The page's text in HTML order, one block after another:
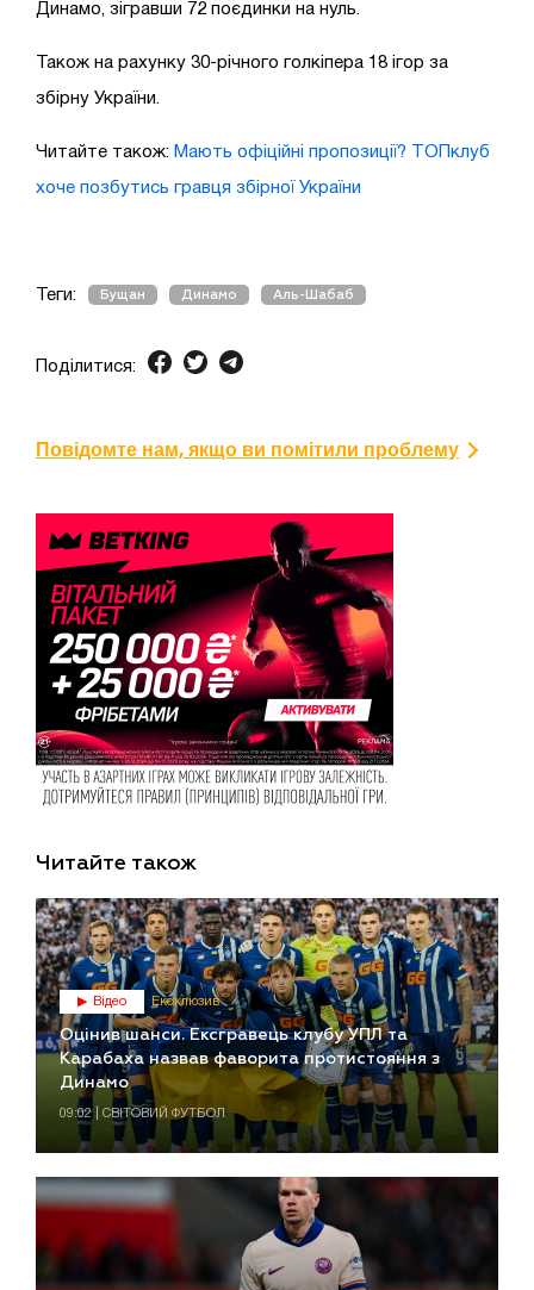
Динамо, зігравши 72 поєдинки на нуль.
Також на рахунку 30-річного голкіпера 18 ігор за
збірну України.
Читайте також: Мають офіційні пропозиції? ТОПклуб
хоче позбутись гравця збірної України
Теги: Бущан Динамо Аль-Шабаб
Поділитися:
Повідомте нам, якщо ви помітили проблему
Читайте також
Відео Ексклюзив
Оцінив шанси. Ексгравець клубу УПЛ та
Карабаха назвав фаворита протистояння з
Динамо
09:02 | СВІТОВИЙ ФУТБОЛ